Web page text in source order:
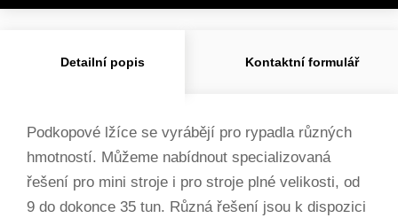
Detailní popis Kontaktní formulář
Podkopové lžíce se vyrábějí pro rypadla různých
hmotností. Můžeme nabídnout specializovaná
řešení pro mini stroje i pro stroje plné velikosti, od
9 do dokonce 35 tun. Různá řešení jsou k dispozici